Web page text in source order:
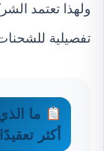
ولهذا تعتمد
تفصيلية
ما
أكثر